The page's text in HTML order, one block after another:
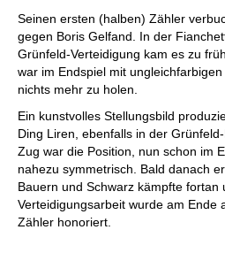
Seinen ersten (halben) Zähler
gegen Boris Gelfand. In der
Grünfeld-Verteidigung kam es zu
war im Endspiel mit
nichts mehr zu holen.
Ein kunstvolles Stellungsbild
Ding Liren, ebenfalls in der
Zug war die Position, nun schon im
nahezu symmetrisch. Bald danach
Bauern und Schwarz kämpfte fortan
Verteidigungsarbeit wurde am Ende
Zähler honoriert.